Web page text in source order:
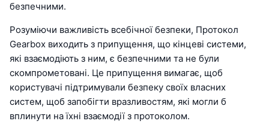
безпечними.
Розуміючи важливість всебічної безпеки, Протокол
Gearbox виходить з припущення, що кінцеві системи,
які взаємодіють з ним, є безпечними та не були
скомпрометовані. Це припущення вимагає, щоб
користувачі підтримували безпеку своїх власних
систем, щоб запобігти вразливостям, які могли б
вплинути на їхні взаємодії з протоколом.